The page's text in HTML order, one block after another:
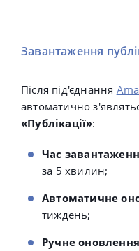
Завантаження
Після під'єднання
автоматично
«Публікації»:
Час
за 5 хвилин;
Автоматичне
тиждень;
Ручне